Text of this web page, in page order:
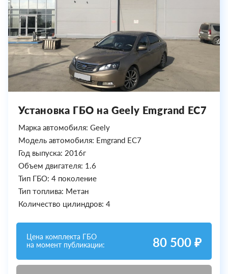
Установка ГБО на Geely Emgrand EC7
Марка автомобиля: Geely
Модель автомобиля: Emgrand EC7
Год выпуска: 2016г
Объем двигателя: 1.6
Тип ГБО: 4 поколение
Тип топлива: Метан
Количество цилиндров: 4
Цена комплекта ГБО
на момент публикации:
80 500 ₽